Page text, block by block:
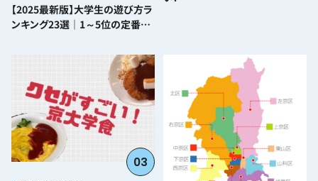
【2025最新版】大学生の遊び方ラ
ンキング23選｜1～5位の定番か
03